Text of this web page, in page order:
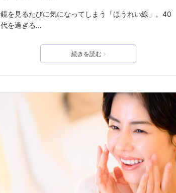
鏡を見るたびに気になってしまう「ほうれい線」。40
代を過ぎる…
続きを読む